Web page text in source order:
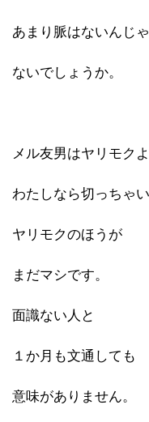
あまり脈はないんじゃ
ないでしょうか。
メル友男はヤリモク
わたしなら切っちゃい
ヤリモクのほうが
まだマシです。
面識ない人と
１か月も文通しても
意味がありません。